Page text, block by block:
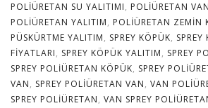
POLIÜRETAN SU YALITIMI, POLIÜRETAN VAN
POLIÜRETAN YALITIM, POLIÜRETAN ZEMIN
PÜSKÜRTME YALITIM, SPREY KÖPÜK, SPREY
FIYATLARI, SPREY KÖPÜK YALITIM, SPREY
SPREY POLIÜRETAN KÖPÜK, SPREY
VAN, SPREY POLIÜRETAN VAN, VAN
SPREY POLIÜRETAN, VAN SPREY